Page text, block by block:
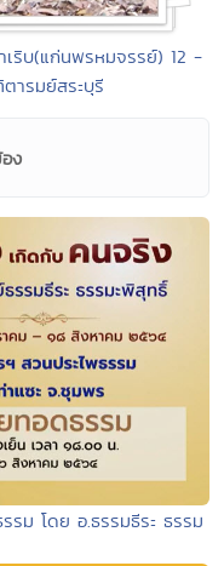
เริบ(แก่นพรหมจรรย์) 12 -
รมย์สระบุรี
ง
รม โดย อ.ธรรมธีระ ธรรม